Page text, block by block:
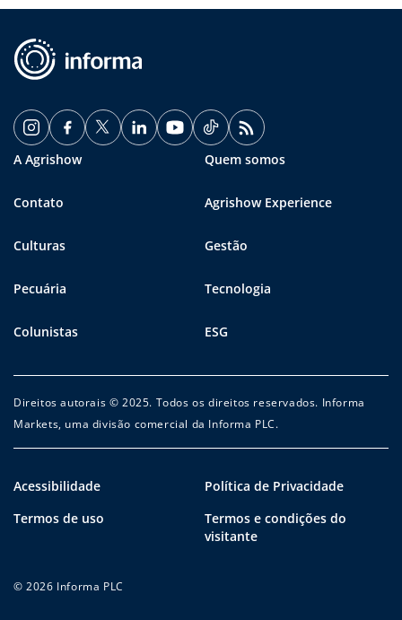
A Agrishow Quem somos
Contato Agrishow Experience
Culturas Gestão
Pecuária Tecnologia
Colunistas ESG
Direitos autorais © 2025. Todos os direitos reservados. Informa
Markets, uma divisão comercial da Informa PLC.
Acessibilidade
Política de Privacidade
Termos de uso
Termos e condições do
visitante
© 2026 Informa PLC